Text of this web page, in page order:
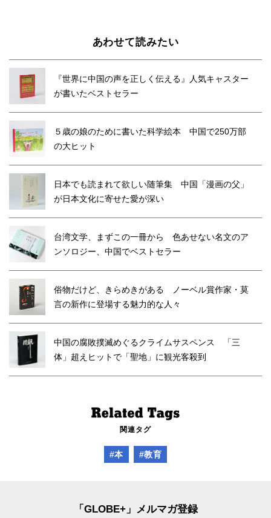
あわせて読みたい
『世界に中国の声を正しく伝える』人気キャスター
が書いたベストセラー
５歳の娘のために書いた科学絵本 中国で250万部
の大ヒット
日本でも読まれて欲しい随筆集 中国「漫画の父」
が日本文化に寄せた愛が深い
台湾文学、まずこの一冊から 色あせない名文のア
ンソロジー、中国でベストセラー
俗物だけど、きらめきがある ノーベル賞作家・莫
言の新作に登場する魅力的な人々
中国の腐敗撲滅めぐるクライムサスペンス 「三
体」超えヒットで「聖地」に観光客殺到
関連タグ
#本 #教育
「GLOBE+」メルマガ登録